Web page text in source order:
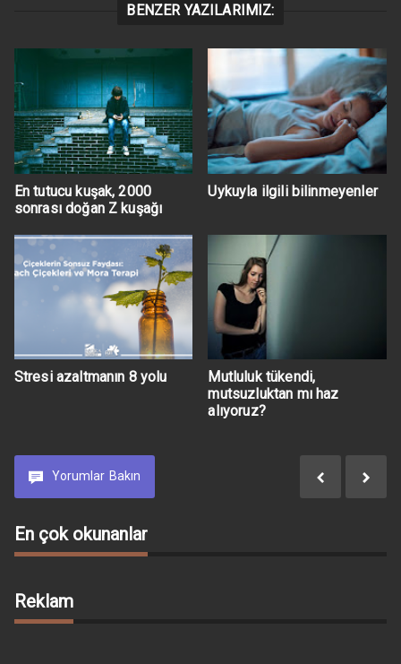
BENZER YAZILARIMIZ:
En tutucu kuşak, 2000
sonrası doğan Z kuşağı
Uykuyla ilgili bilinmeyenler
Stresi azaltmanın 8 yolu
Mutluluk tükendi,
mutsuzluktan mı haz
alıyoruz?
Yorumlar Bakın
En çok okunanlar
Reklam